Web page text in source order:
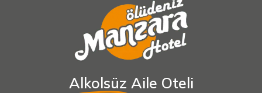
Alkolsüz Aile Oteli